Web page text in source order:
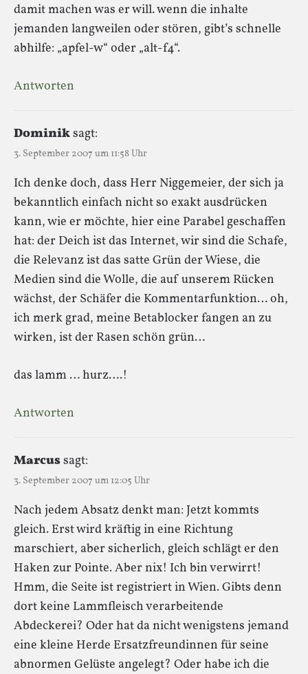
damit machen was er will. wenn die inhalte
jemanden langweilen oder stören, gibt’s schnelle
abhilfe: „apfel-w“ oder „alt-f4“.
Antworten
Dominiksagt:
3. September 2007 um 11:58 Uhr
Ich denke doch, dass Herr Niggemeier, der sich ja
bekanntlich einfach nicht so exakt ausdrücken
kann, wie er möchte, hier eine Parabel geschaffen
hat: der Deich ist das Internet, wir sind die Schafe,
die Relevanz ist das satte Grün der Wiese, die
Medien sind die Wolle, die auf unserem Rücken
wächst, der Schäfer die Kommentarfunktion… oh,
ich merk grad, meine Betablocker fangen an zu
wirken, ist der Rasen schön grün…
das lamm … hurz….!
Antworten
Marcussagt:
3. September 2007 um 12:05 Uhr
Nach jedem Absatz denkt man: Jetzt kommts
gleich. Erst wird kräftig in eine Richtung
marschiert, aber sicherlich, gleich schlägt er den
Haken zur Pointe. Aber nix! Ich bin verwirrt!
Hmm, die Seite ist registriert in Wien. Gibts denn
dort keine Lammfleisch verarbeitende
Abdeckerei? Oder hat da nicht wenigstens jemand
eine kleine Herde Ersatzfreundinnen für seine
abnormen Gelüste angelegt? Oder habe ich die